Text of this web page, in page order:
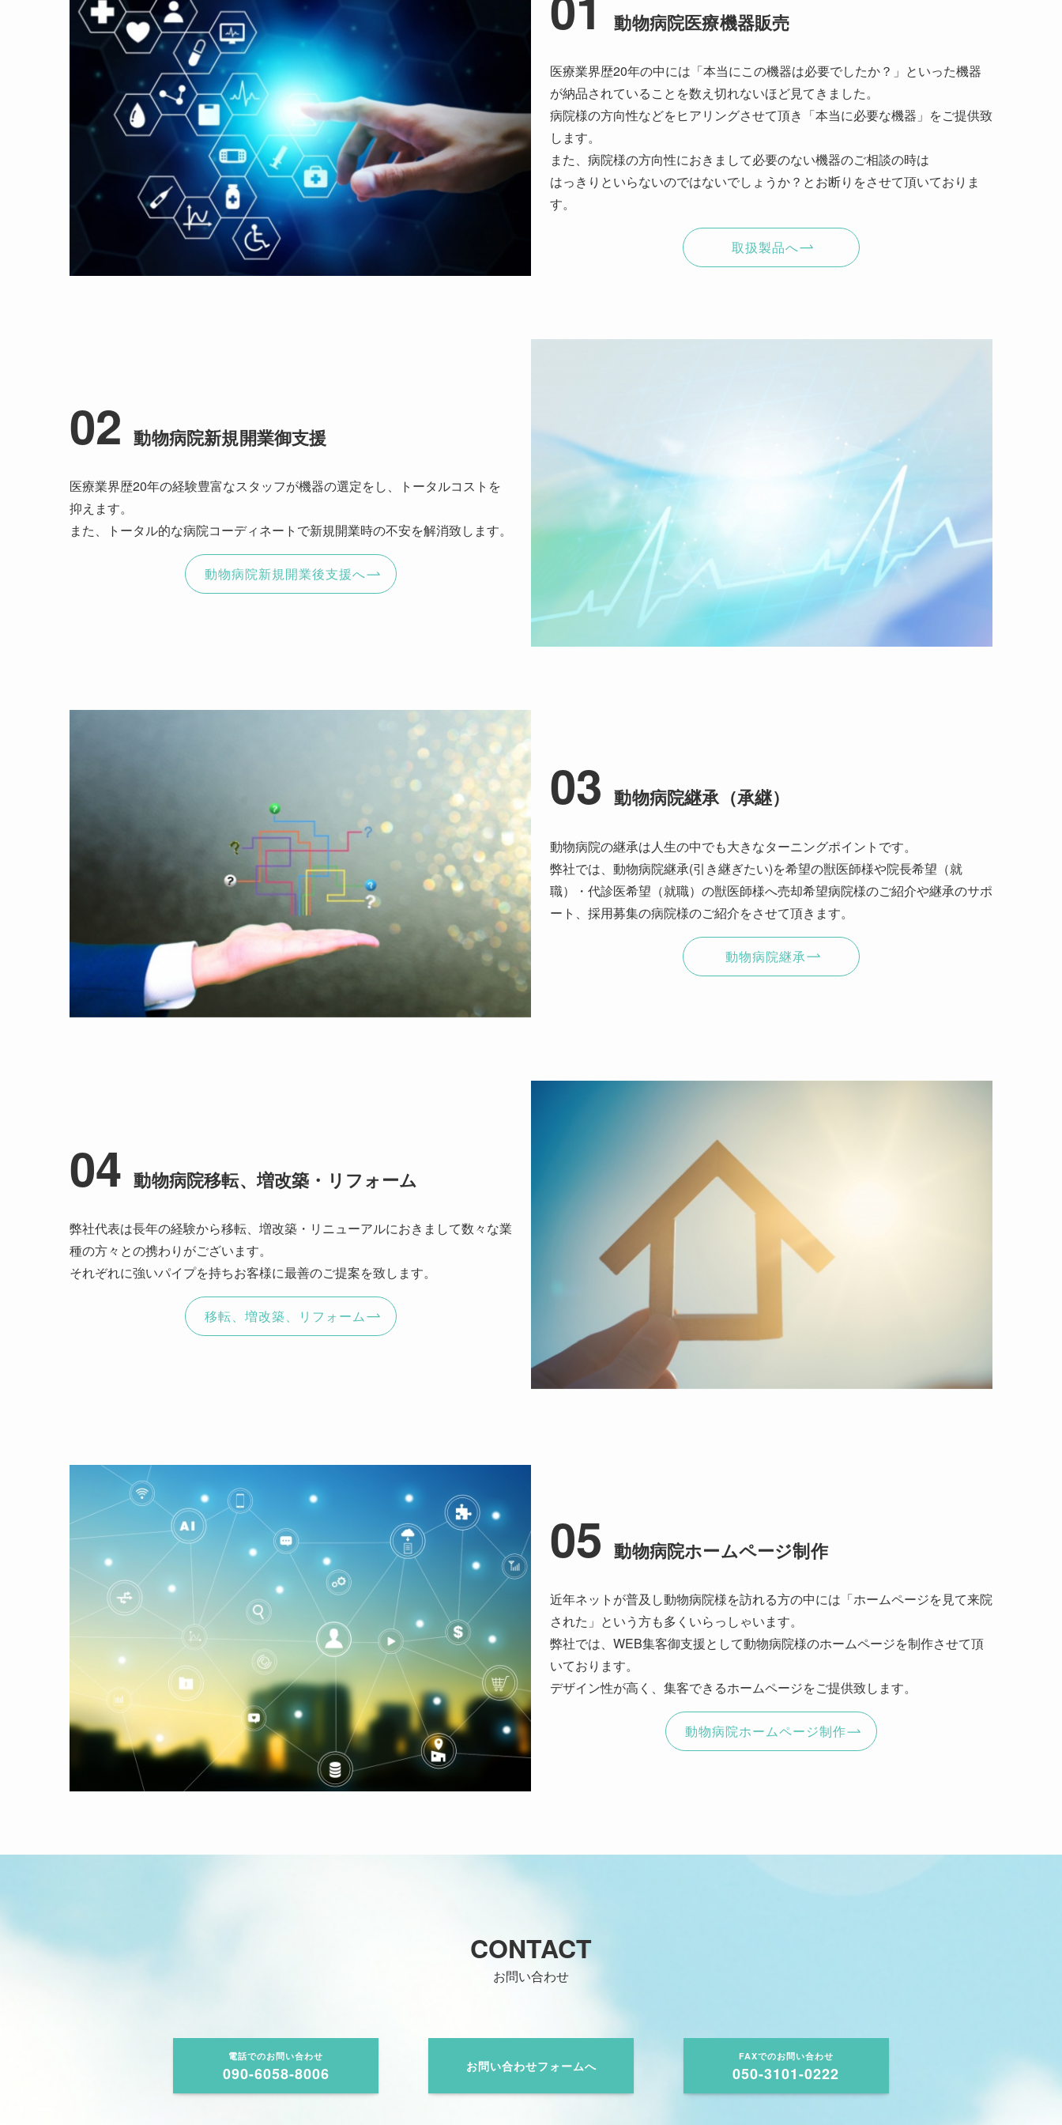
動物病院医療機器販売
医療業界歴20年の中には「本当にこの機器は必要でしたか？」といった機器
が納品されていることを数え切れないほど見てきました。
病院様の方向性などをヒアリングさせて頂き「本当に必要な機器」をご提供致
します。
また、病院様の方向性におきまして必要のない機器のご相談の時は
はっきりといらないのではないでしょうか？とお断りをさせて頂いておりま
す。
取扱製品へ
02 動物病院新規開業御支援
医療業界歴20年の経験豊富なスタッフが機器の選定をし、トータルコストを
抑えます。
また、トータル的な病院コーディネートで新規開業時の不安を解消致します。
動物病院新規開業後支援へ
03 動物病院継承（承継）
動物病院の継承は人生の中でも大きなターニングポイントです。
弊社では、動物病院継承(引き継ぎたい)を希望の獣医師様や院長希望（就
職）・代診医希望（就職）の獣医師様へ売却希望病院様のご紹介や継承のサポ
ート、採用募集の病院様のご紹介をさせて頂きます。
動物病院継承
04 動物病院移転、増改築・リフォーム
弊社代表は長年の経験から移転、増改築・リニューアルにおきまして数々な業
種の方々との携わりがございます。
それぞれに強いパイプを持ちお客様に最善のご提案を致します。
移転、増改築、リフォーム
05 動物病院ホームページ制作
近年ネットが普及し動物病院様を訪れる方の中には「ホームページを見て来院
された」という方も多くいらっしゃいます。
弊社では、WEB集客御支援として動物病院様のホームページを制作させて頂
いております。
デザイン性が高く、集客できるホームページをご提供致します。
動物病院ホームページ制作
CONTACT
お問い合わせ
電話でのお問い合わせ
090-6058-8006 お問い合わせフォームへ
FAXでのお問い合わせ
050-3101-0222